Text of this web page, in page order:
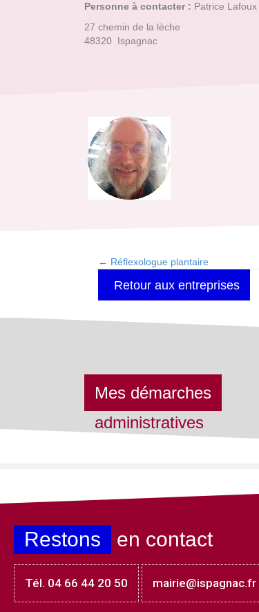
Personne à contacter : Patrice Lafoux
27 chemin de la lèche
48320 Ispagnac
Posts
navigation
← Réflexologue plantaire
Retour aux entreprises
Mes démarches
administratives
Restons en contact
Tél. 04 66 44 20 50 mairie@ispagnac.fr